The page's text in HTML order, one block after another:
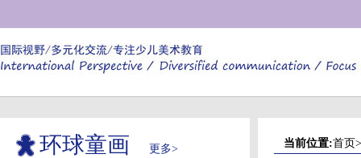
环球童画 更多> 当前位置:首页